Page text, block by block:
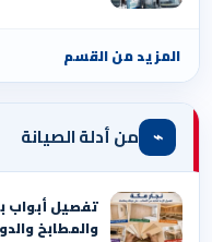
المزيد من القسم
⌁ من أدلة الصيانة
والمطابخ